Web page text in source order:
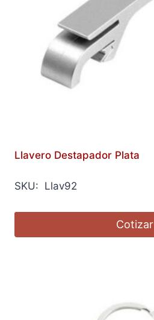
Llavero Destapador Plata
SKU: Llav92
Cotizar